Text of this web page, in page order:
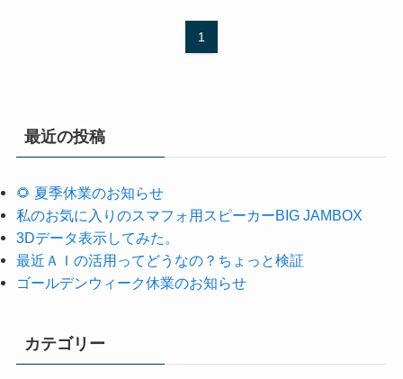
1
最近の投稿
🌻 夏季休業のお知らせ
私のお気に入りのスマフォ用スピーカーBIG JAMBOX
3Dデータ表示してみた。
最近ＡＩの活用ってどうなの？ちょっと検証
ゴールデンウィーク休業のお知らせ
カテゴリー